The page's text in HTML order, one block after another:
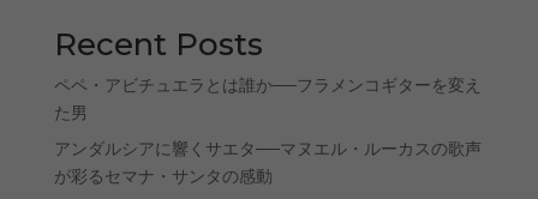
Recent Posts
ペペ・アビチュエラとは誰か──フラメンコギターを変え
た男
アンダルシアに響くサエタ──マヌエル・ルーカスの歌声
が彩るセマナ・サンタの感動